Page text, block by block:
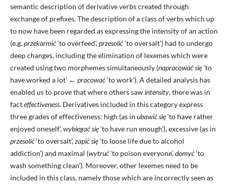
semantic description of derivative verbs created through
exchange of prefixes. The description of a class of verbs which up
to now have been regarded as expressing the intensity of an action
(e.g.przekarmić‘to overfeed’,przesolić‘to oversalt’) had to undergo
deep changes, including the elimination of lexemes which were
created using two morphemes simultaneously (napracować się‘to
have worked a lot’ ← pracować‘to work’). A detailed analysis has
enabled us to prove that where others sawintensity, there was in
facteffectiveness. Derivatives included in this category express
three grades of effectiveness: high (as in ubawić się‘to have rather
enjoyed oneself’,wybiegać się‘to have run enough’), excessive (as in
przesolić‘to oversalt’,zapić się‘to loose life due to alcohol
addiction’) and maximal (wytruć‘to poison everyone’,domyć‘to
wash something clean’). Moreover, other lexemes need to be
included in this class, namely those which are incorrectly seen as